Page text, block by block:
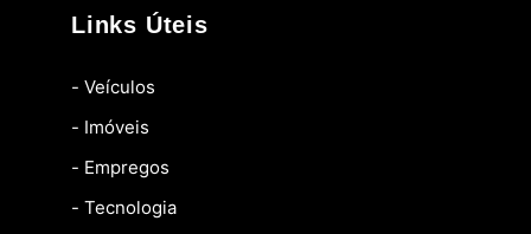
Links Úteis
- Veículos
- Imóveis
- Empregos
- Tecnologia